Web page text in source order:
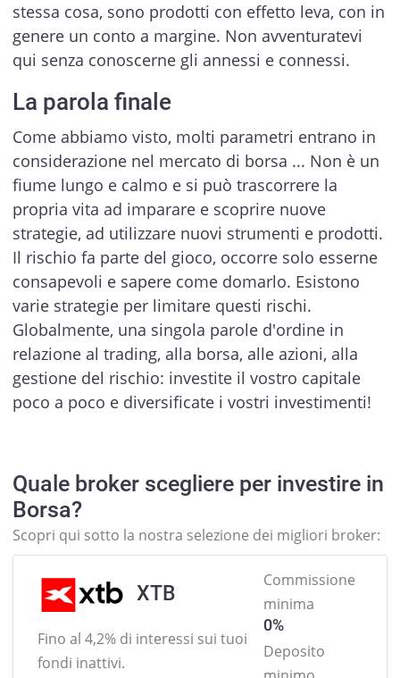
stessa cosa, sono prodotti con effetto leva, con in
genere un conto a margine. Non avventuratevi
qui senza conoscerne gli annessi e connessi.
La parola finale
Come abbiamo visto, molti parametri entrano in
considerazione nel mercato di borsa ... Non è un
fiume lungo e calmo e si può trascorrere la
propria vita ad imparare e scoprire nuove
strategie, ad utilizzare nuovi strumenti e prodotti.
Il rischio fa parte del gioco, occorre solo esserne
consapevoli e sapere come domarlo. Esistono
varie strategie per limitare questi rischi.
Globalmente, una singola parole d'ordine in
relazione al trading, alla borsa, alle azioni, alla
gestione del rischio: investite il vostro capitale
poco a poco e diversificate i vostri investimenti!
Quale broker scegliere per investire in
Borsa?
Scopri qui sotto la nostra selezione dei migliori broker:
XTB
Fino al 4,2% di interessi suituoi
fondi inattivi.
Commissione
minima
0%
Deposito